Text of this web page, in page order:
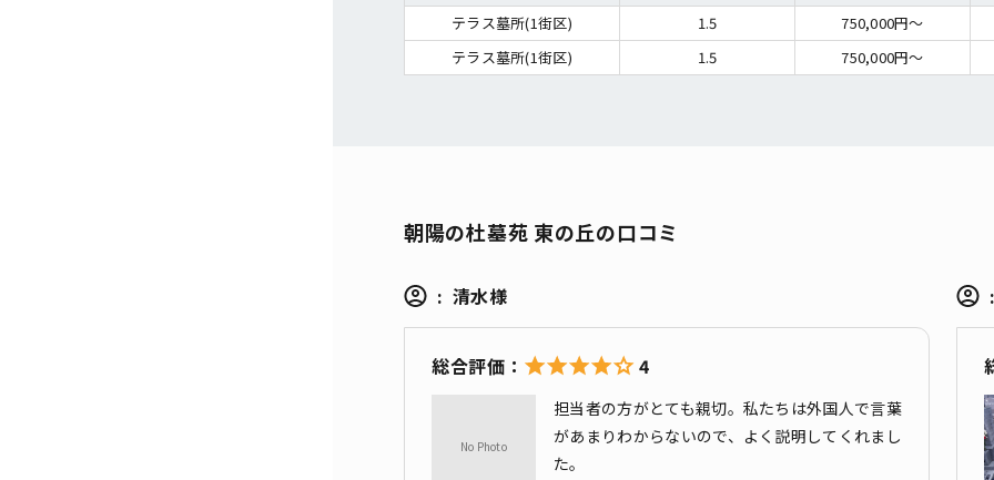
テラス墓所(1街区)
1.5 750,000円～
テラス墓所(1街区)
1.5 750,000円～
朝陽の杜墓苑 東の丘の口コミ
清水様
4
担当者の方がとても親切。私たちは外国人で言葉
があまりわからないので、よく説明してくれまし
た。